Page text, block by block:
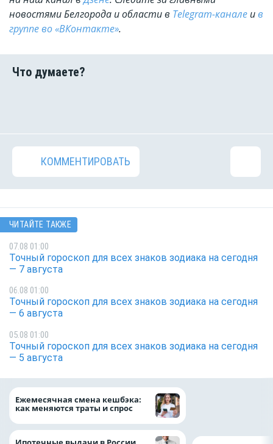
новостями Белгорода и области в Telegram-канале ив
группе во «ВКонтакте».
КОММЕНТИРОВАТЬ
ЧИТАЙТЕ ТАКЖЕ
07.08 01:00
Точный гороскоп для всех знаков зодиака на сегодня
— 7 августа
06.08 01:00
Точный гороскоп для всех знаков зодиака на сегодня
— 6 августа
05.08 01:00
Точный гороскоп для всех знаков зодиака на сегодня
— 5 августа
Ежемесячная смена кешбэка:
как меняются траты и спрос